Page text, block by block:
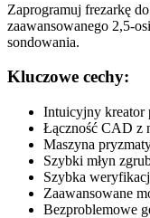
Zaprogramuj frezarkę
zaawansowanego 2,5-
sondowania.
Kluczowe cechy:
Intuicyjny kreator
Łączność CAD z
Maszyna
Szybki młyn
Szybka
Zaawansowane
Bezproblemowe